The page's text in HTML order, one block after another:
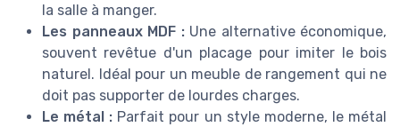
la salle à manger.
Les panneaux MDF :Une alternative économique,
souvent revêtue d'un placage pour imiter le bois
naturel. Idéal pour un meuble de rangement qui ne
doit pas supporter de lourdes charges.
Le métal : Parfait pour un style moderne, le métal